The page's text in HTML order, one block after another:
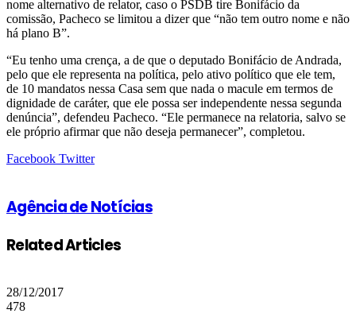
nome alternativo de relator, caso o PSDB tire Bonifácio da
comissão, Pacheco se limitou a dizer que “não tem outro nome e não
há plano B”.
“Eu tenho uma crença, a de que o deputado Bonifácio de Andrada,
pelo que ele representa na política, pelo ativo político que ele tem,
de 10 mandatos nessa Casa sem que nada o macule em termos de
dignidade de caráter, que ele possa ser independente nessa segunda
denúncia”, defendeu Pacheco. “Ele permanece na relatoria, salvo se
ele próprio afirmar que não deseja permanecer”, completou.
Facebook TwitterGoogle+
LinkedIn
StumbleUpon
Tumblr
Pinterest
Reddit
VKontakte
Share
Print
Agência de Notícias
Related Articles
28/12/2017
478